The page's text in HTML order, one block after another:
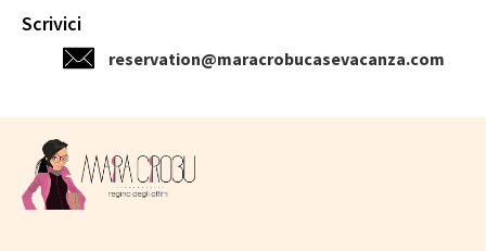
Scrivici
reservation@maracrobucasevacanza.com